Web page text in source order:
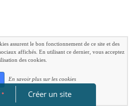
Créer un site
assurent le bon fonctionnement de ce site et des
affichés. En utilisant ce dernier, vous acceptez
des cookies.
En savoir plus sur les cookies